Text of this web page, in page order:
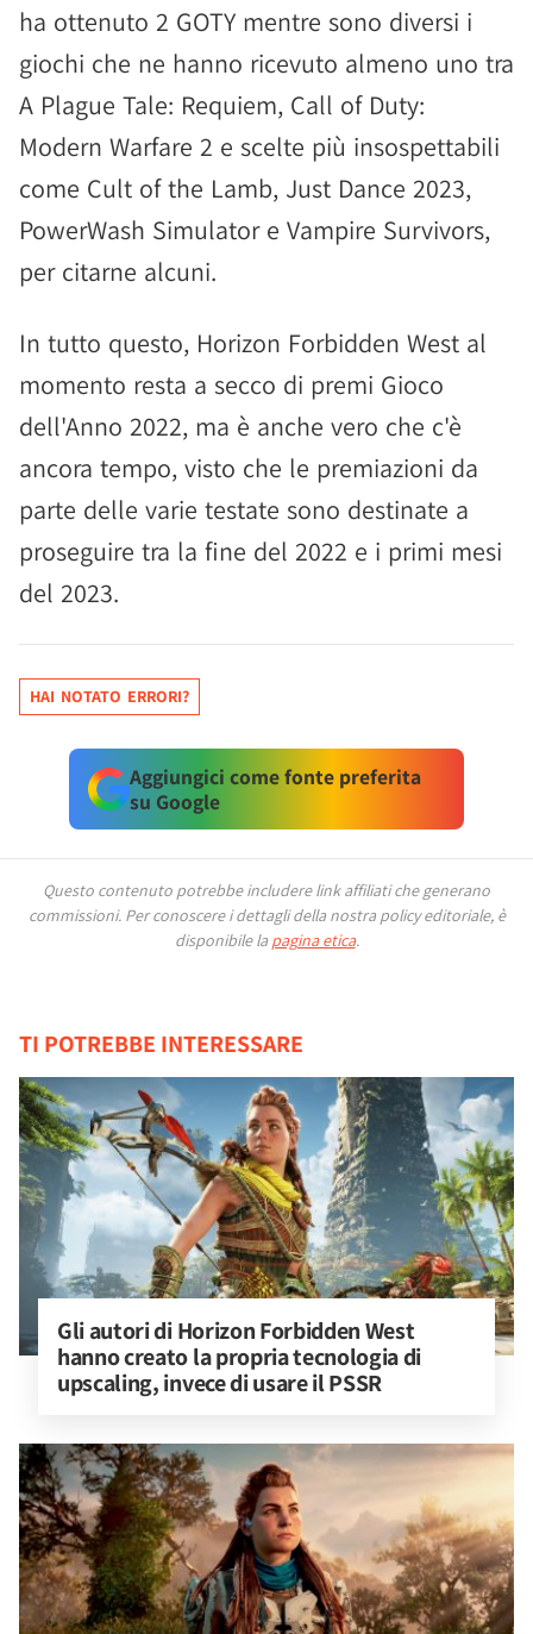
ha ottenuto 2 GOTY mentre sono diversi i
giochi che ne hanno ricevuto almeno uno tra
A Plague Tale: Requiem, Call of Duty:
Modern Warfare 2 e scelte più insospettabili
come Cult of the Lamb, Just Dance 2023,
PowerWash Simulator e Vampire Survivors,
per citarne alcuni.
In tutto questo, Horizon Forbidden West al
momento resta a secco di premi Gioco
dell'Anno 2022, ma è anche vero che c'è
ancora tempo, visto che le premiazioni da
parte delle varie testate sono destinate a
proseguire tra la fine del 2022 e i primi mesi
del 2023.
HAI NOTATO ERRORI?
Aggiungici come fonte preferita
su Google
Questo contenuto potrebbe includere link affiliati che generano
commissioni. Per conoscere i dettagli della nostra policy editoriale, è
disponibile la pagina etica.
TI POTREBBE INTERESSARE
Gli autori di Horizon Forbidden West
hanno creato la propria tecnologia di
upscaling, invece di usare il PSSR